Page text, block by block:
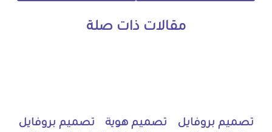
مقالات ذات صلة
تصميم بروفايل
تصميم هوية
تصميم بروفايل